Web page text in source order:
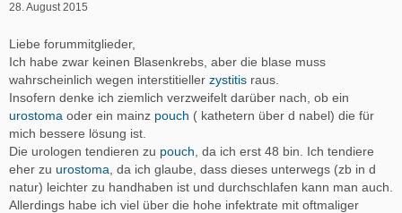
28. August 2015
Liebe forummitglieder,
Ich habe zwar keinen Blasenkrebs, aber die blase muss
wahrscheinlich wegen interstitieller zystitis raus.
Insofern denke ich ziemlich verzweifelt darüber nach, ob ein
urostoma oder ein mainz pouch ( kathetern über d nabel) die für
mich bessere lösung ist.
Die urologen tendieren zu pouch , da ich erst 48 bin. Ich tendiere
eher zu urostoma , da ich glaube, dass dieses unterwegs (zb in d
natur) leichter zu handhaben ist und durchschlafen kann man auch.
Allerdings habe ich viel über die hohe infektrate mit oftmaliger